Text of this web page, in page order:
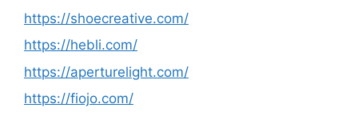
https://shoecreative.com/
https://hebli.com/
https://aperturelight.com/
https://fiojo.com/